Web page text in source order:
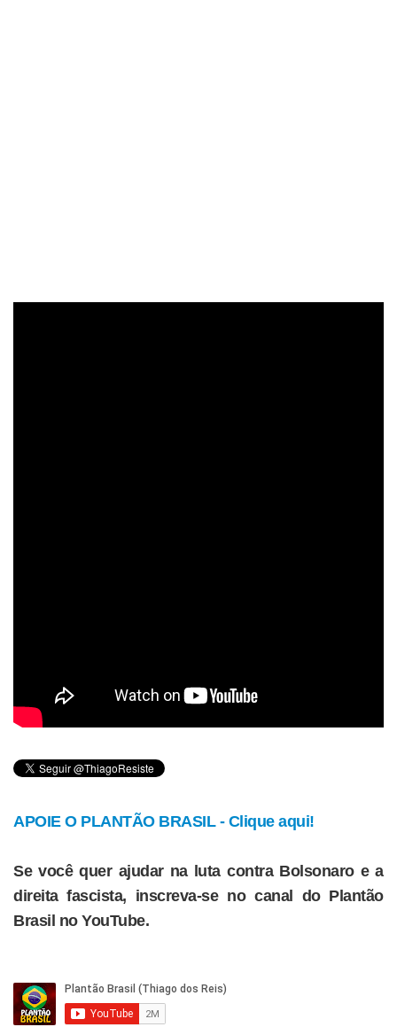
APOIE O PLANTÃO BRASIL - Clique aqui!
Se você quer ajudar na luta contra Bolsonaro e a
direita fascista, inscreva-se no canal do Plantão
Brasil no YouTube.